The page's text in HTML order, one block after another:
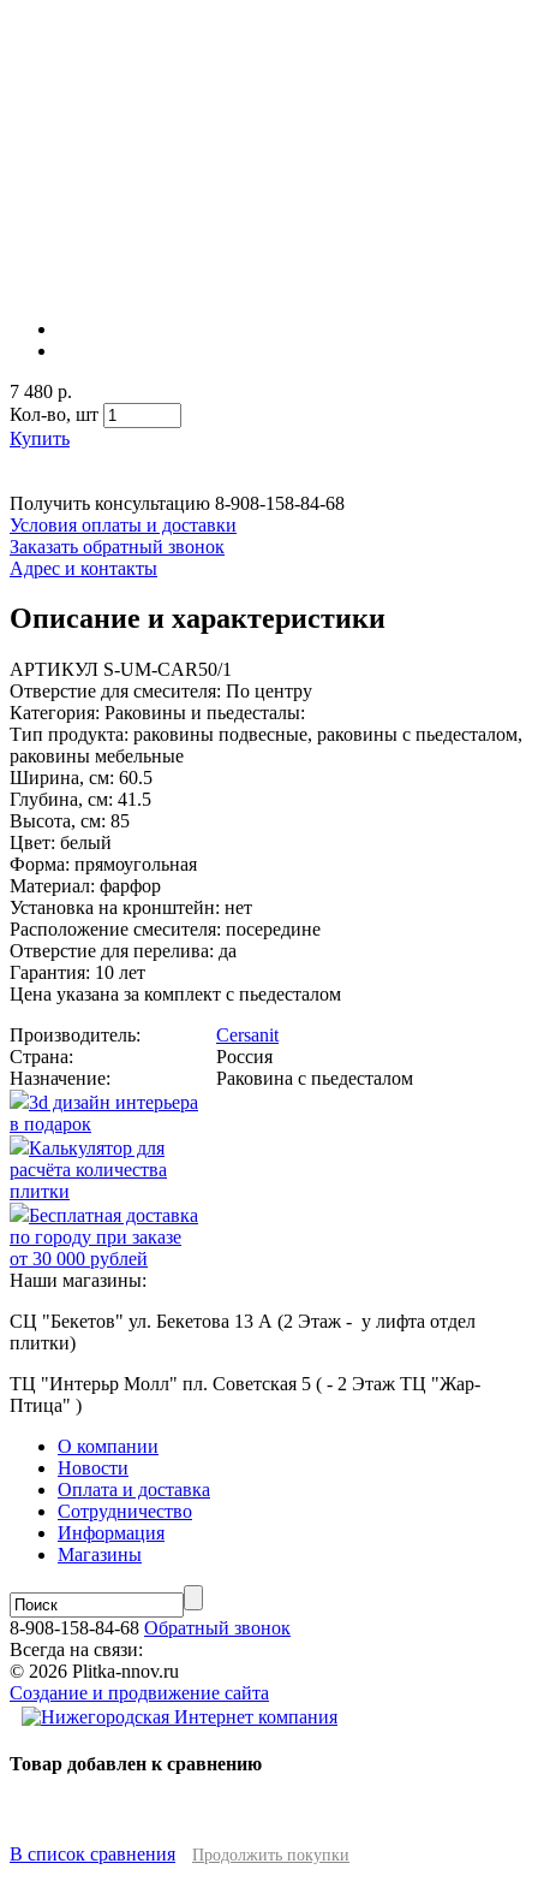
7 480 р.
Кол-во, шт
Купить
Получить консультацию 8-908-158-84-68
Условия оплаты и доставки
Заказать обратный звонок
Адрес и контакты
Описание и характеристики
АРТИКУЛ S-UM-CAR50/1
Отверстие для смесителя: По центру
Категория: Раковины и пьедесталы:
Тип продукта: раковины подвесные, раковины с пьедесталом,
раковины мебельные
Ширина, см: 60.5
Глубина, см: 41.5
Высота, см: 85
Цвет: белый
Форма: прямоугольная
Материал: фарфор
Установка на кронштейн: нет
Расположение смесителя: посередине
Отверстие для перелива: да
Гарантия: 10 лет
Цена указана за комплект с пьедесталом
Производитель:
Cersanit
Страна:
Россия
Назначение:
Раковина с пьедесталом
3d дизайн интерьера
в подарок
Калькулятор для
расчёта количества
плитки
Бесплатная доставка
по городу при заказе
от 30 000 рублей
Наши магазины:
СЦ "Бекетов" ул. Бекетова 13 А (2 Этаж - у лифта отдел
плитки)
ТЦ "Интерьр Молл" пл. Советская 5 ( - 2 Этаж ТЦ "Жар-
Птица" )
О компании
Новости
Оплата и доставка
Сотрудничество
Информация
Магазины
8-908-158-84-68 Обратный звонок
Всегда на связи:
© 2026 Plitka-nnov.ru
Создание и продвижение сайта
Товар добавлен к сравнению
В список сравнения Продолжить покупки